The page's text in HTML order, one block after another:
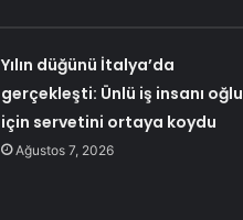
Yılın düğünü İtalya’da
gerçekleşti: Ünlü iş insanı oğlu
için servetini ortaya koydu
Ağustos 7, 2026